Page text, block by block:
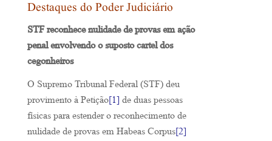
Destaques do Poder Judiciário
STF reconhece nulidade de provas em ação
penal envolvendo o suposto cartel dos
cegonheiros
O Supremo Tribunal Federal (STF) deu
provimento à Petição[1] de duas pessoas
físicas para estender o reconhecimento de
nulidade de provas em Habeas Corpus[2]